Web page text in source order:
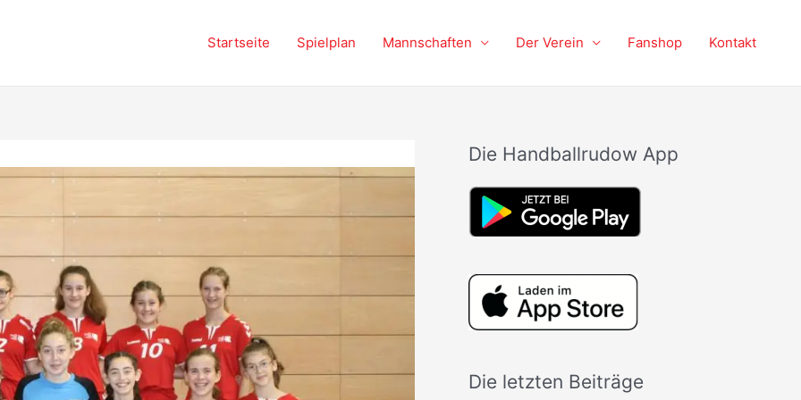
Startseite Spielplan Mannschaften Der Verein Fanshop Kontakt
Die Handballrudow App
Die letzten Beiträge